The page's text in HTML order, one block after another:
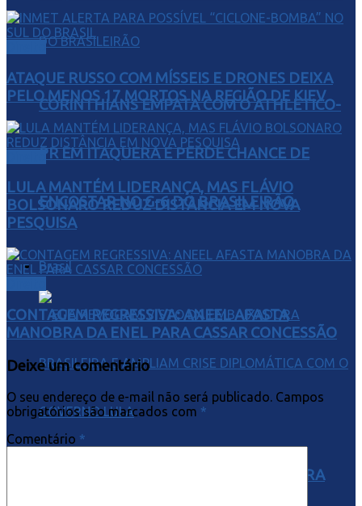
CORINTHIANS EMPATA COM O ATHLETICO-
PR EM ITAQUERA E PERDE CHANCE DE
ENCOSTAR NO G-6 DO BRASILEIRÃO
Brasil
EUA REVOGAM VISTO DA EMBAIXADORA
ATAQUE RUSSO COM MÍSSEIS E DRONES DEIXA
PELO MENOS 17 MORTOS NA REGIÃO DE KIEV
LULA MANTÉM LIDERANÇA, MAS FLÁVIO
BOLSONARO REDUZ DISTÂNCIA EM NOVA
PESQUISA
CONTAGEM REGRESSIVA: ANEEL AFASTA
MANOBRA DA ENEL PARA CASSAR CONCESSÃO
Deixe um comentário
O seu endereço de e-mail não será publicado. Campos
obrigatórios são marcados com *
Comentário *